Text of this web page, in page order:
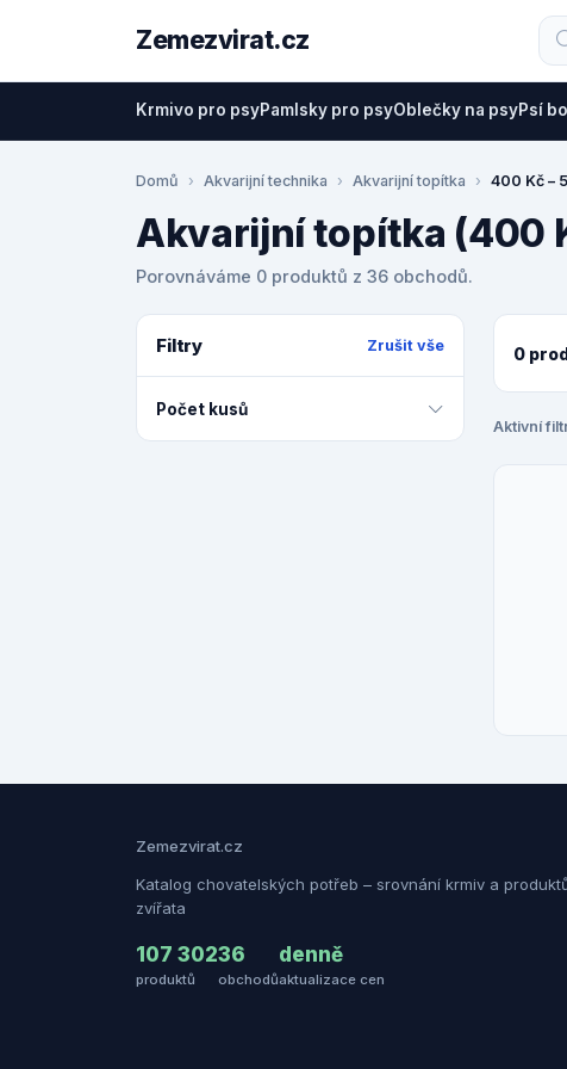
Zemezvirat.cz
Krmivo pro psyPamlsky pro psyOblečky na psyPsí
Domů Akvarijní technika Akvarijní topítka 400 Kč –
Akvarijní topítka (400
Porovnáváme 0 produktů z 36 obchodů.
Filtry Zrušit vše
Počet kusů
0
Aktivní
Zemezvirat.cz
Katalog chovatelských potřeb – srovnání krmiv a
zvířata
107 302
produktů
36
obchodů
denně
aktualizace cen